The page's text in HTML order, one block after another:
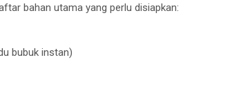
bahan utama yang perlu disiapkan:
bubuk instan)